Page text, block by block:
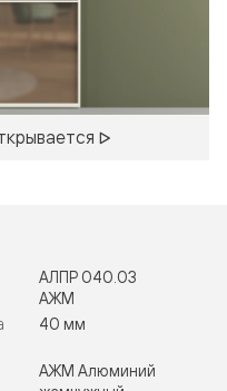
АЛПР 040.03
АЖМ
40 мм
АЖМ Алюминий